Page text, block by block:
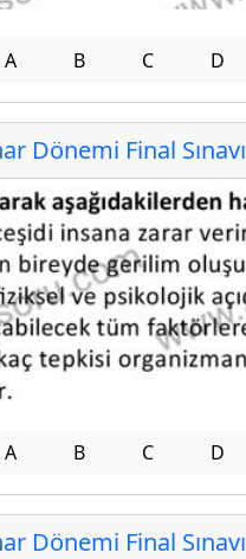
A B C D
Dönemi Final Sınavı
A B C D
Dönemi Final Sınavı